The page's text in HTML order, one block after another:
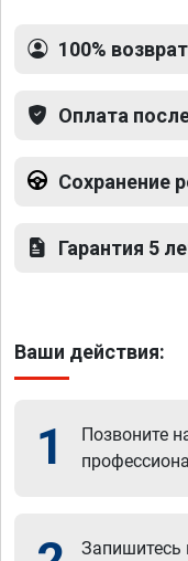
100%
Оплата
Сохранение
Гарантия 5
Ваши действия:
1 Позвоните
Запишитесь